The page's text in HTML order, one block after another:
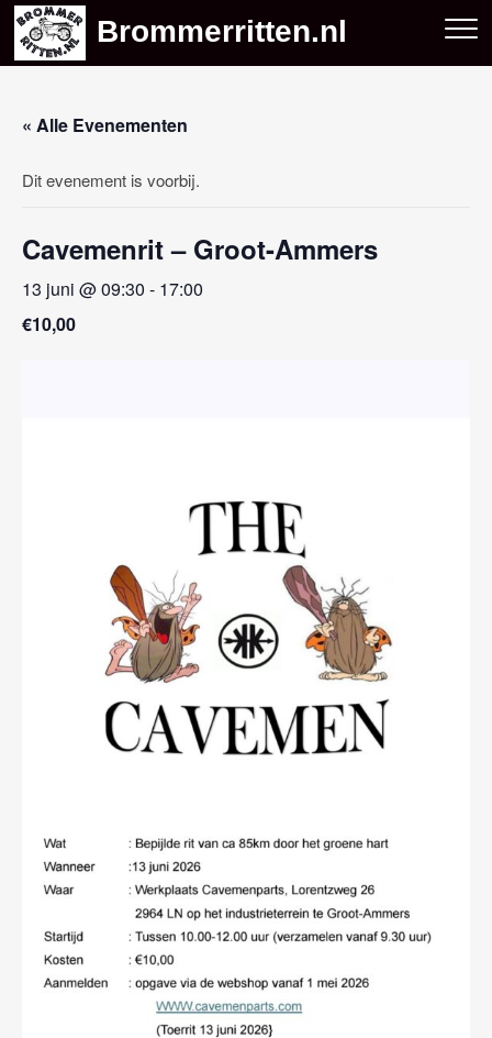
Skip
content
Brommerritten.nl
« Alle Evenementen
Dit evenement is voorbij.
Cavemenrit – Groot-Ammers
13 juni @ 09:30 - 17:00
€10,00